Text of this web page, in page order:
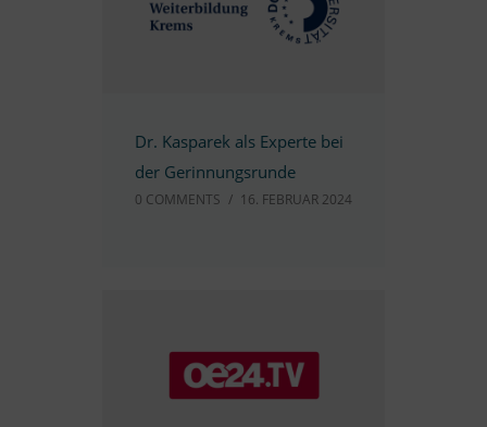
Dr. Kas­pa­rek als Ex­perte bei
der Gerinnungsrunde
0 COMM­ENTS / 16. FE­BRUAR 2024